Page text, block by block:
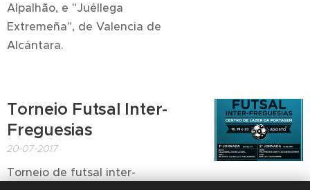
Alpalhão, e "Juéllega
Extremeña", de Valencia de
Alcántara.
Torneio Futsal Inter-
Freguesias
20-07-2017
Torneio de futsal inter-